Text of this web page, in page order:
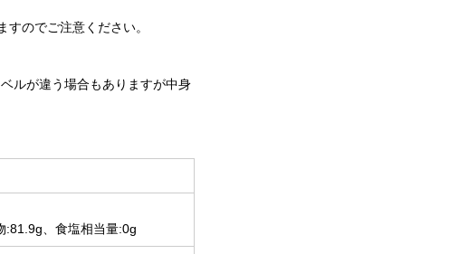
のでご注意ください。
ルが違う場合もありますが中身
:81.9g、食塩相当量:0g